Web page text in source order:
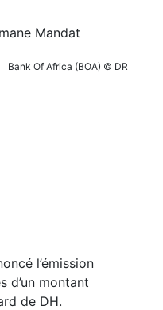
Bank Of Africa (BOA) © DR
l’émission
d’un montant
de DH.